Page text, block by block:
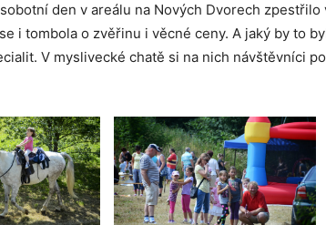
den v areálu na Nových Dvorech
i tombola o zvěřinu i věcné ceny. A jaký by to
V myslivecké chatě si na nich návštěvníci